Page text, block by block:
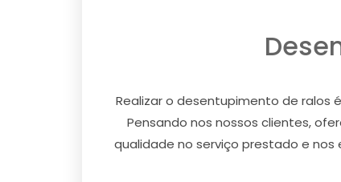
Realizar o desentupimento de ralos
Pensando nos nossos clientes,
qualidade no serviço prestado e